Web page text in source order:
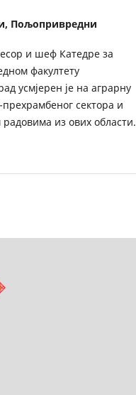
Пољопривредни
и шеф Катедре за
факултету
усмјерен је на аграрну
сектора и
из ових области.